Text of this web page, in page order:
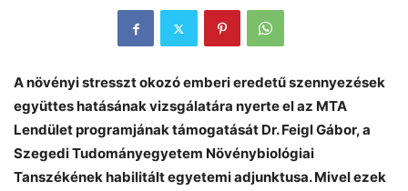
A növényi stresszt okozó emberi eredetű szennyezések
együttes hatásának vizsgálatára nyerte el az MTA
Lendület programjának támogatását Dr. Feigl Gábor, a
Szegedi Tudományegyetem Növénybiológiai
Tanszékének habilitált egyetemi adjunktusa. Mivel ezek